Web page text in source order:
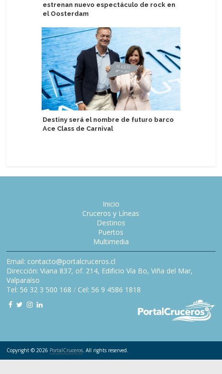
estrenan nuevo espectáculo de rock en
el Oosterdam
Destiny será el nombre de futuro barco
Ace Class de Carnival
Inicio
Cruceros y Líneas
Destinos
Puertos
Multimedia
Email: contacto@portalcruceros.cl
Dirección: Viana 837, of. 214, Edificio Vía Bo, Viña del Mar,
Valparaíso
Tel: 56 32 3 500 168 / Cel: 56 9 4586 1818
Copyright © 2026 PortalCruceros. All rights reserved.